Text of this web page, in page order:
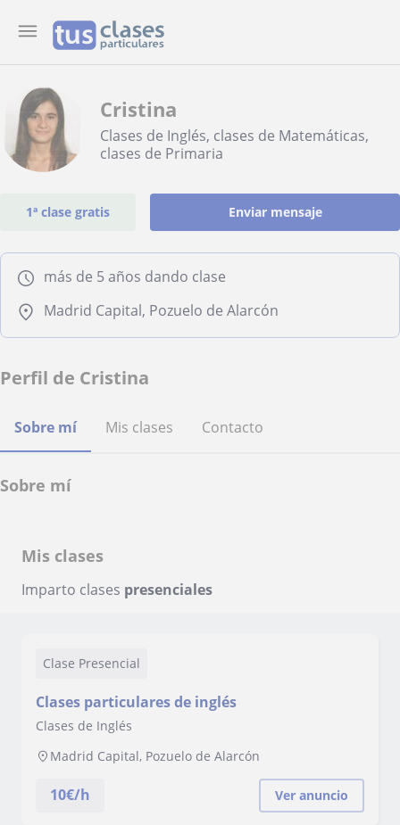
Cristina
Clases de Inglés, clases de Matemáticas,
clases de Primaria
1ª clase gratis Enviar mensaje
más de 5 años dando clase
Madrid Capital, Pozuelo de Alarcón
Perfil de Cristina
Sobre mí Mis clases Contacto
Sobre mí
Mis clases
Imparto clases presenciales
Clase Presencial
Clases particulares de inglés
Clases de Inglés
Madrid Capital, Pozuelo de Alarcón
10€/h Ver anuncio